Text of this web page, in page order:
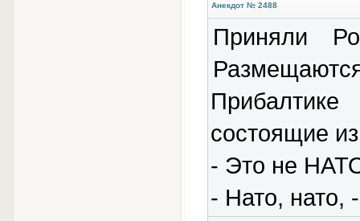
Анекдот № 2488
Приняли
состоящие
- Это не
- Нато, нато,